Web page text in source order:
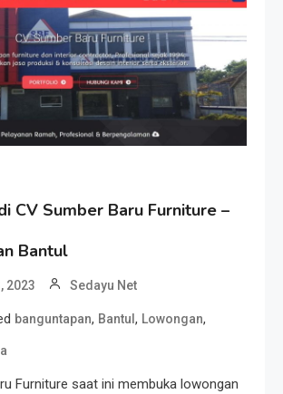
CV Sumber Baru Furniture –
Bantul
2023 Sedayu Net
banguntapan, Bantul , Lowongan,
Furniture saat ini membuka lowongan